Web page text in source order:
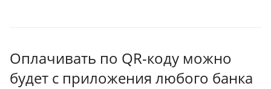
Оплачивать по QR-коду можно
будет с приложения любого банка